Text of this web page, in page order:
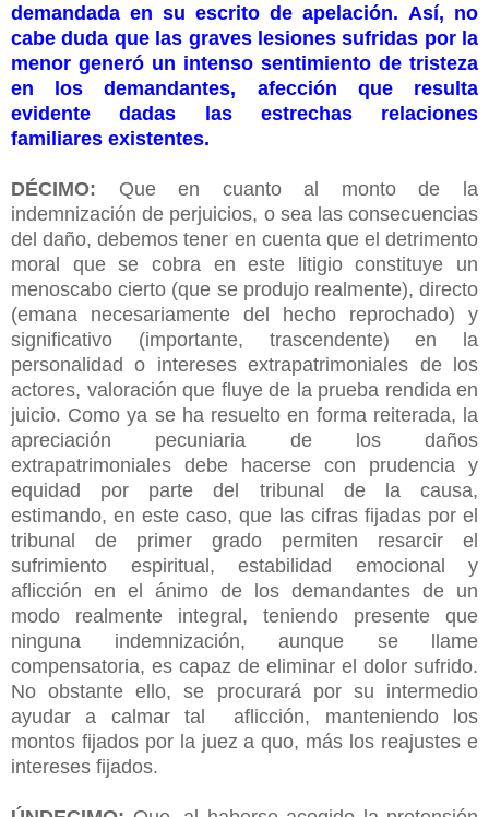
demandada en su escrito de apelación. Así, no
cabe duda que las graves lesiones sufridas por la
menor generó un intenso sentimiento de tristeza
en los demandantes, afección que resulta
evidente dadas las estrechas relaciones
familiares existentes.
DÉCIMO: Que en cuanto al monto de la
indemnización de perjuicios, o sea las consecuencias
del daño, debemos tener en cuenta que el detrimento
moral que se cobra en este litigio constituye un
menoscabo cierto (que se produjo realmente), directo
(emana necesariamente del hecho reprochado) y
significativo (importante, trascendente) en la
personalidad o intereses extrapatrimoniales de los
actores, valoración que fluye de la prueba rendida en
juicio. Como ya se ha resuelto en forma reiterada, la
apreciación pecuniaria de los daños
extrapatrimoniales debe hacerse con prudencia y
equidad por parte del tribunal de la causa,
estimando, en este caso, que las cifras fijadas por el
tribunal de primer grado permiten resarcir el
sufrimiento espiritual, estabilidad emocional y
aflicción en el ánimo de los demandantes de un
modo realmente integral, teniendo presente que
ninguna indemnización, aunque se llame
compensatoria, es capaz de eliminar el dolor sufrido.
No obstante ello, se procurará por su intermedio
ayudar a calmar tal aflicción, manteniendo los
montos fijados por la juez a quo, más los reajustes e
intereses fijados.